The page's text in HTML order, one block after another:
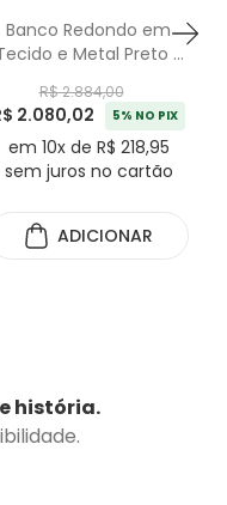
Banco Redondo em
e Metal Preto -
R$ 2.884,00
2.080,02 5% NO PIX
em 10x de R$ 218,95
sem juros no cartão
ADICIONAR
história.